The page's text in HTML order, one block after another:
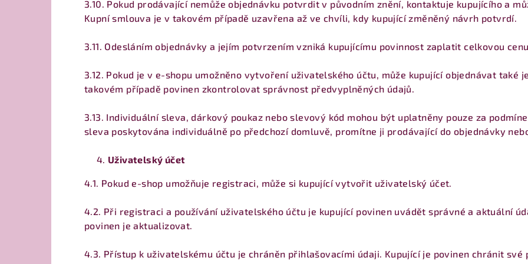
3.10. Pokud prodávající nemůže objednávku potvrdit v původním znění, kontaktuje kupujícího a
Kupní smlouva je v takovém případě uzavřena až ve chvíli, kdy kupující změněný návrh potvrdí.
3.11. Odesláním objednávky a jejím potvrzením vzniká kupujícímu povinnost zaplatit celkovou
3.12. Pokud je v e-shopu umožněno vytvoření uživatelského účtu, může kupující objednávat také
takovém případě povinen zkontrolovat správnost předvyplněných údajů.
3.13. Individuální sleva, dárkový poukaz nebo slevový kód mohou být uplatněny pouze za
sleva poskytována individuálně po předchozí domluvě, promítne ji prodávající do objednávky
Uživatelský účet
4.1. Pokud e-shop umožňuje registraci, může si kupující vytvořit uživatelský účet.
4.2. Při registraci a používání uživatelského účtu je kupující povinen uvádět správné a aktuální
povinen je aktualizovat.
4.3. Přístup k uživatelskému účtu je chráněn přihlašovacími údaji. Kupující je povinen chránit